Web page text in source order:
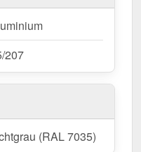
207
(RAL 7035)